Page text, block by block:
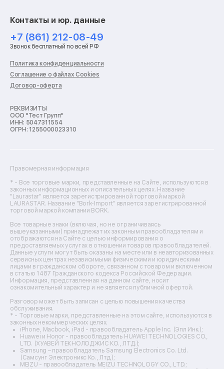
Ремонт роботов-пылесосов
Ремонт холодильников
Ремонт стиральных машин
Ремонт пылесосов
Ремонт варочных панелей
Ремонт духовых шкафов
Ремонт кондиционеров
Ремонт кухонных комбайнов
Ремонт морозильных камер
Ремонт отпаривателей
Ремонт плоттеров
Ремонт фенов
Ремонт цифровых биноклей
Ремонт тепловизоров
Ремонт массажных кресел
Ремонт водонагревателей
Ремонт вытяжек
Ремонт источников бесперебойного питания
Ремонт пароварок
Ремонт микшерных пультов
Ремонт dj-пультов
Ремонт кухонных плит
Ремонт стедикамов
Ремонт оптических прицелов
Ремонт электровелосипедов
Ремонт видеокамер
Ремонт эхолотов
Ремонт 3d-принтеров
Ремонт прицелов ночного видения
Ремонт винных шкафов
Ремонт выпрямителей
Ремонт сушилок для рук
Ремонт дальномеров
Контакты и юр. данные
+7 (861) 212-08-49
Звонок бесплатный по всей РФ
Политика конфиденциальности
Соглашение о файлах Cookies
Договор-оферта
РЕКВИЗИТЫ
ООО "Тест Групп"
ИНН: 5047311554
ОГРН: 1255000023310
Правомерная информация
* - Все торговые марки, представленные на Сайте, используются в
законных информационных и описательных целях. Название
"Laurastar" является зарегистрированной торговой маркой
LAURASTAR. Название "Bork-Import" является зарегистрированной
торговой маркой компании BORK.
Все товарные знаки (включая, но не ограничиваясь
вышеуказанными) принадлежат их законным правообладателям и
отображаются на Сайте с целью информирования о
предоставляемых услугах в отношении товаров правообладателей.
Данные услуги могут быть оказаны на месте или в неавторизованных
сервисных центрах независимыми физическими и юридическими
лицами в гражданском обороте, связанном с товаром и включенном
в статью 1487 Гражданского кодекса Российской Федерации.
Информация, представленная на данном сайте, носит
ознакомительный характер и не является публичной офертой.
Разговор может быть записан с целью повышения качества
обслуживания.
* - Торговые марки, представленные на этом сайте, используются в
законных некоммерческих целях.
iPhone, Macbook, iPad - правообладатель Apple Inc. (Эпл Инк.);
Huawei и Honor - правообладатель HUAWEI TECHNOLOGIES CO.,
LTD. (ХУАВЕЙ ТЕКНОЛОДЖИС КО., ЛТД.);
Samsung – правообладатель Samsung Electronics Co. Ltd.
(Самсунг Электроникс Ко., Лтд.);
MEIZU - правообладатель MEIZU TECHNOLOGY CO., LTD.;